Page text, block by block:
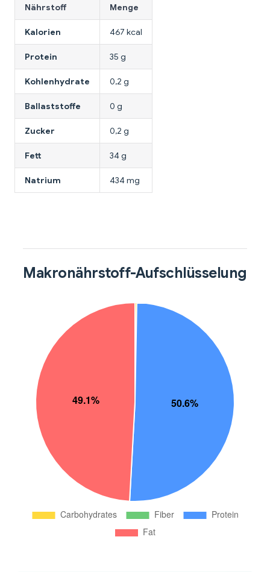
Nährstoff Menge
Kalorien 467 kcal
Protein 35 g
Kohlenhydrate 0,2 g
Ballaststoffe 0 g
Zucker 0,2 g
Fett 34 g
Natrium 434 mg
Makronährstoff-Aufschlüsselung